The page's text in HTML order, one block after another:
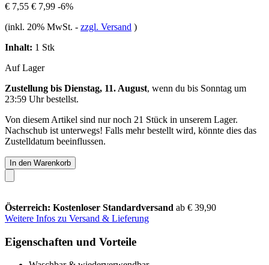
€ 7,55 € 7,99 -6%
(inkl. 20% MwSt. - zzgl. Versand )
Inhalt: 1 Stk
Auf Lager
Zustellung bis Dienstag, 11. August, wenn du bis Sonntag um
23:59 Uhrbestellst.
Von diesem Artikel sind nur noch 21 Stück in unserem Lager.
Nachschub ist unterwegs! Falls mehr bestellt wird, könnte dies das
Zustelldatum beeinflussen.
In den Warenkorb
Österreich: Kostenloser Standardversand ab € 39,90
Weitere Infos zu Versand & Lieferung
Eigenschaften und Vorteile